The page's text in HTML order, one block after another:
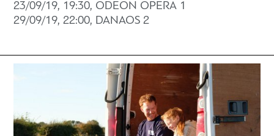
23/09/19, 19:30, ODEON OPERA 1
29/09/19, 22:00, DANAOS 2